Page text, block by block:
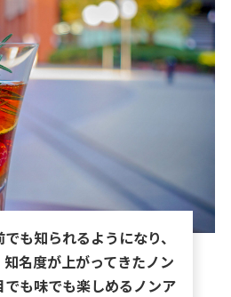
も知られるようになり、
名度が上がってきたノン
も味でも楽しめるノンア